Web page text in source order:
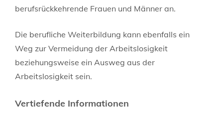
berufsrückkehrende Frauen und Männer an.
Die berufliche Weiterbildung kann ebenfalls ein
Weg zur Vermeidung der Arbeitslosigkeit
beziehungsweise ein Ausweg aus der
Arbeitslosigkeit sein.
Vertiefende Informationen